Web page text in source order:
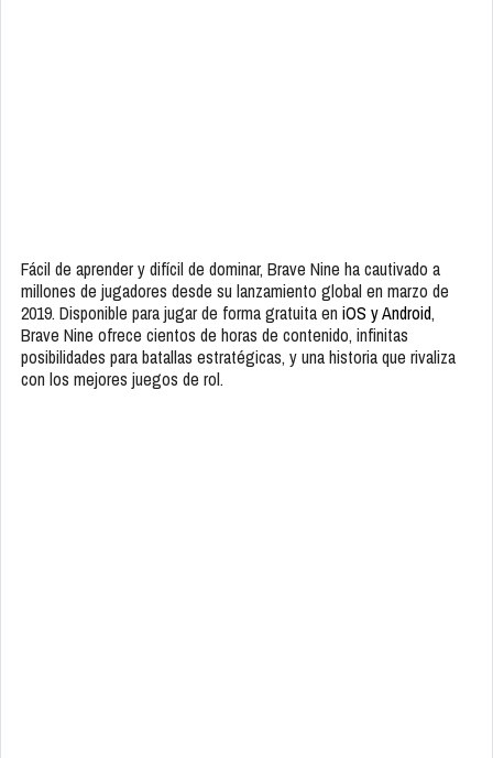
Fácil de aprender y difícil de dominar, Brave Nine ha cautivado a
millones de jugadores desde su lanzamiento global en marzo de
2019. Disponible para jugar de forma gratuita en iOS y Android,
Brave Nine ofrece cientos de horas de contenido, infinitas
posibilidades para batallas estratégicas, y una historia que rivaliza
con los mejores juegos de rol.